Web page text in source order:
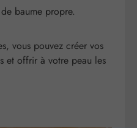
baume propre.
vous pouvez créer vos
et offrir à votre peau les